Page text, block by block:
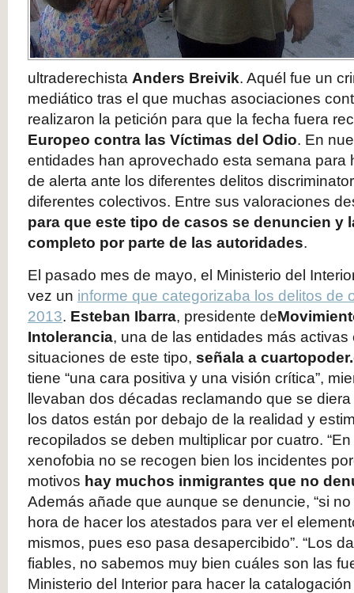
ultraderechista Anders Breivik. Aquél fue un
mediático tras el que muchas asociaciones
realizaron la petición para que la fecha fuera
Europeo contra las Víctimas del Odio. En
entidades han aprovechado esta semana para
de alerta ante los diferentes delitos
diferentes colectivos. Entre sus valoraciones
para que este tipo de casos se denuncien y
completo por parte de las autoridades.
El pasado mes de mayo, el Ministerio del
vez un informe que categorizaba los delitos de
2013. Esteban Ibarra, presidente de
Intolerancia, una de las entidades más activas
situaciones de este tipo, señala a
tiene “una cara positiva y una visión crítica”,
llevaban dos décadas reclamando que se
los datos están por debajo de la realidad y
recopilados se deben multiplicar por cuatro.
xenofobia no se recogen bien los incidentes
motivos hay muchos inmigrantes que no
Además añade que aunque se denuncie, “si
hora de hacer los atestados para ver el
mismos, pues eso pasa desapercibido”. “Los
fiables, no sabemos muy bien cuáles son las
Ministerio del Interior para hacer la